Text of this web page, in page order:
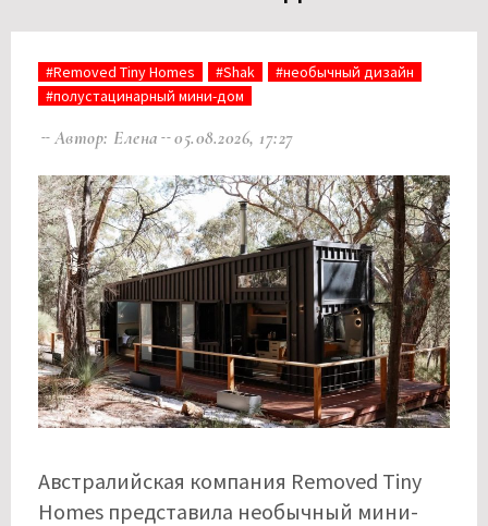
#Removed Tiny Homes #Shak
#необычный дизайн
#полустацинарный мини-дом
Автор: Елена 05.08.2026, 17:27
Австралийская компания Removed Tiny
Homes представила необычный мини-